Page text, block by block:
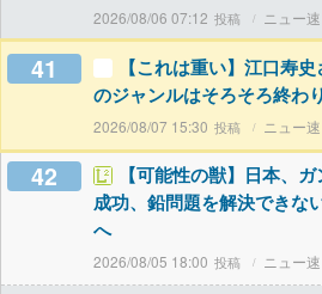
2026/08/06 07:12 ニュー速
41
【これは重い】江口寿
のジャンルはそろそろ終わ
2026/08/07 15:30 ニュー速
42
【可能性の獣】日本、
成功、鉛問題を解決できな
へ
2026/08/05 18:00 ニュー速